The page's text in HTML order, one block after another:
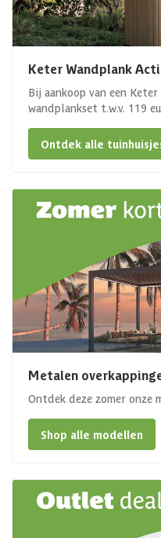
Keter Wandplank
Bij aankoop van een
wandplankset t.w.v. 119
Ontdek alle
Metalen
Ontdek deze zomer onze
Shop alle modellen